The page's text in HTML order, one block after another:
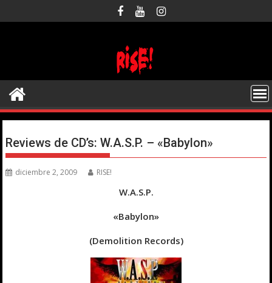
al
Reviews de CD’s: W.A.S.P. – «Babylon»
diciembre 2, 2009 RISE!
W.A.S.P.
«Babylon»
(Demolition Records)